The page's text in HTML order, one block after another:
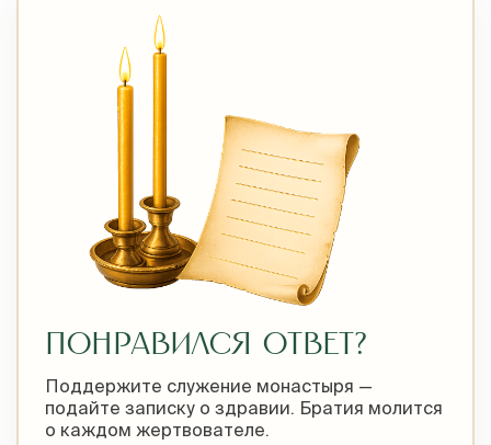
ПОНРАВИЛСЯ ОТВЕТ?
Поддержите служение монастыря —
подайте записку о здравии. Братия молится
о каждом жертвователе.